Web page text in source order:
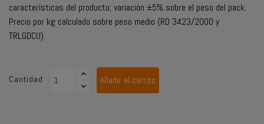
características del producto; variación ±5% sobre el peso del pack.
Precio por kg calculado sobre peso medio (RD 3423/2000 y
TRLGDCU).
Cantidad Añadir al carrito